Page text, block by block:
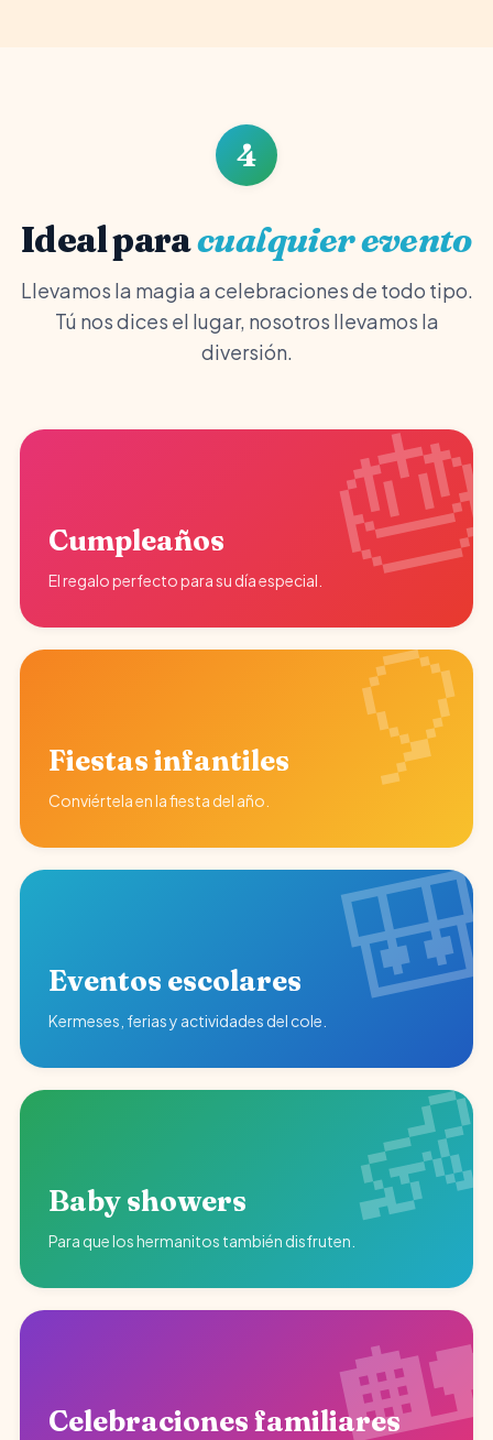
4
Ideal paracualquier evento
Llevamos la magia a celebraciones de todo tipo.
Tú nos dices el lugar, nosotros llevamos la
diversión.
Cumpleaños
El regalo perfecto para su día especial.
Fiestas infantiles
Conviértela en la fiesta del año.
Eventos escolares
Kermeses, ferias y actividades del cole.
Baby showers
Para que los hermanitos también disfruten.
Celebraciones familiares